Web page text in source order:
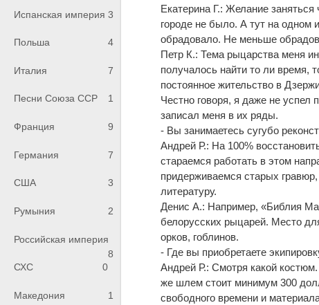
Испанская империя 3
Польша 4
Италия 7
Песни Союза ССР 1
Франция 9
Германия 7
США 3
Румыния 2
Российская империя
8
СХС
0
Македония 1
Екатерина Г.: Желание
городе не было. А тут на одном
обрадовало. Не меньше
Петр К.: Тема рыцарства меня
получалось найти то ли время,
постоянное жительство в
Честно говоря, я даже не успел
записал меня в их ряды.
- Вы занимаетесь сугубо
Андрей Р.: На 100%
стараемся работать в этом
придерживаемся старых
литературу.
Денис А.: Например, «Библия
белорусских рыцарей. Место
орков, гоблинов.
- Где вы приобретаете
Андрей Р.: Смотря какой
же шлем стоит минимум 300
свободного времени и